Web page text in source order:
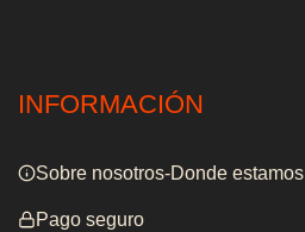
INFORMACIÓN
Sobre nosotros-Donde estamos
Pago seguro